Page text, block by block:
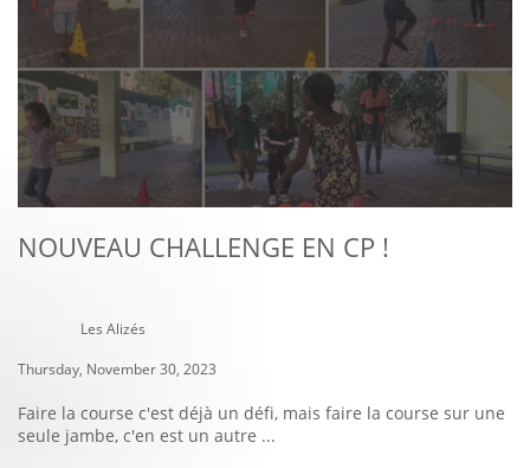
NOUVEAU CHALLENGE EN CP !
Les Alizés
Thursday, November 30, 2023
Faire la course c'est déjà un défi, mais faire la course sur une
seule jambe, c'en est un autre ...